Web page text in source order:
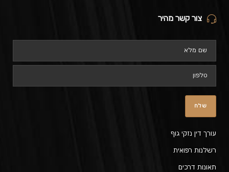
צור קשר מהיר
עורך דין נזקי גוף
רשלנות רפואית
תאונות דרכים